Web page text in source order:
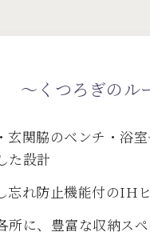
～くつろぎのル
玄関脇のベンチ・浴
た設計
忘れ防止機能付のIH
所に、豊富な収納ス